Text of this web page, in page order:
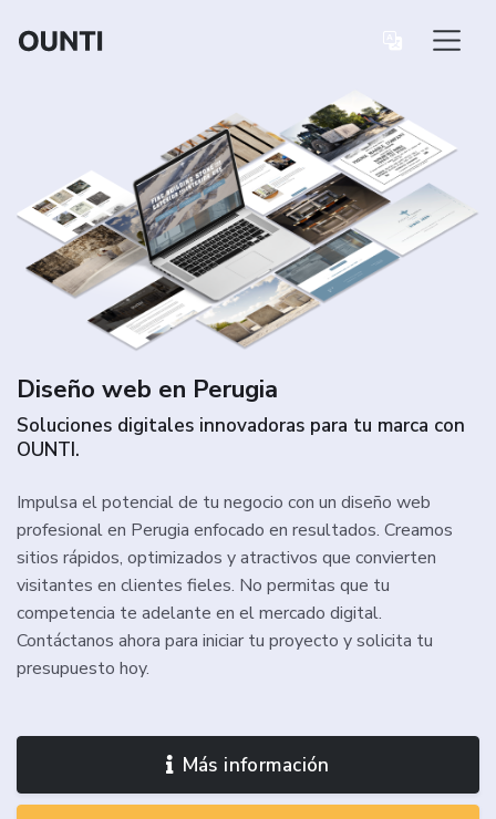
Diseño web en Perugia
Soluciones digitales innovadoras para tu marca con
OUNTI.
Impulsa el potencial de tu negocio con un diseño web
profesional en Perugia enfocado en resultados. Creamos
sitios rápidos, optimizados y atractivos que convierten
visitantes en clientes fieles. No permitas que tu
competencia te adelante en el mercado digital.
Contáctanos ahora para iniciar tu proyecto y solicita tu
presupuesto hoy.
Más información